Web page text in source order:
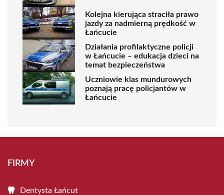
Kolejna kierująca straciła prawo
jazdy za nadmierną prędkość w
Łańcucie
Działania profilaktyczne policji
w Łańcucie – edukacja dzieci na
temat bezpieczeństwa
Uczniowie klas mundurowych
poznają pracę policjantów w
Łańcucie
FIRMY
Dentysta Łańcut